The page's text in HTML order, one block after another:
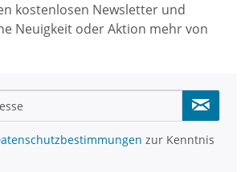
kostenlosen Newsletter und
Neuigkeit oder Aktion mehr von
zur Kenntnis